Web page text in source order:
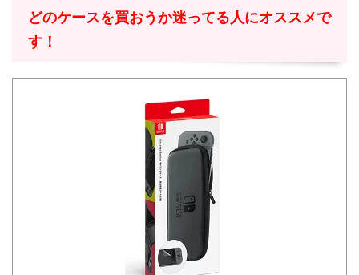
どのケースを買おうか迷ってる人にオススメで
す！